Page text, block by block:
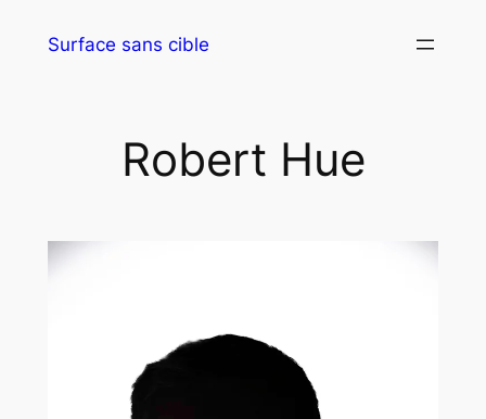
Surface sans cible
Robert Hue